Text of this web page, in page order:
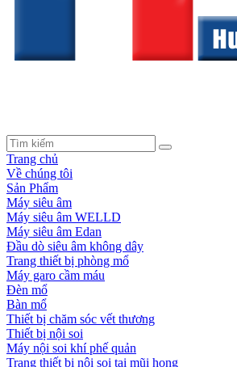
Trang chủ
Về chúng tôi
Sản Phẩm
Máy siêu âm
Máy siêu âm WELLD
Máy siêu âm Edan
Đầu dò siêu âm không dây
Trang thiết bị phòng mổ
Máy garo cầm máu
Đèn mổ
Bàn mổ
Thiết bị chăm sóc vết thương
Thiết bị nội soi
Máy nội soi khí phế quản
Trang thiết bị nội soi tai mũi họng